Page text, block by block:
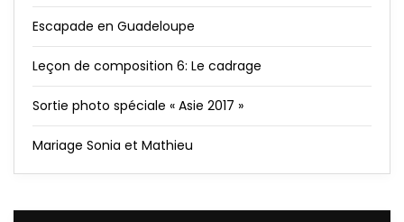
Escapade en Guadeloupe
Leçon de composition 6: Le cadrage
Sortie photo spéciale « Asie 2017 »
Mariage Sonia et Mathieu